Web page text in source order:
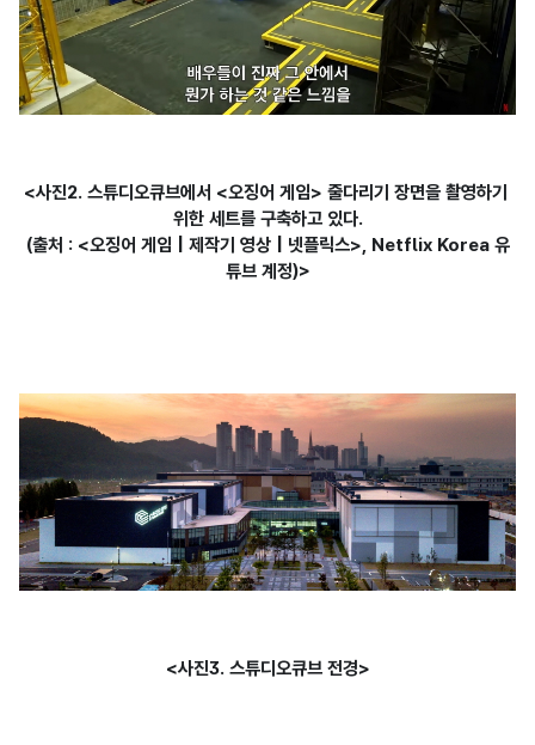
<사진2. 스튜디오큐브에서 <오징어 게임> 줄다리기 장면을 촬영하기
위한 세트를 구축하고 있다.
(출처 : <오징어 게임 | 제작기 영상 | 넷플릭스>, Netflix Korea 유
튜브 계정)>
<사진3. 스튜디오큐브 전경>